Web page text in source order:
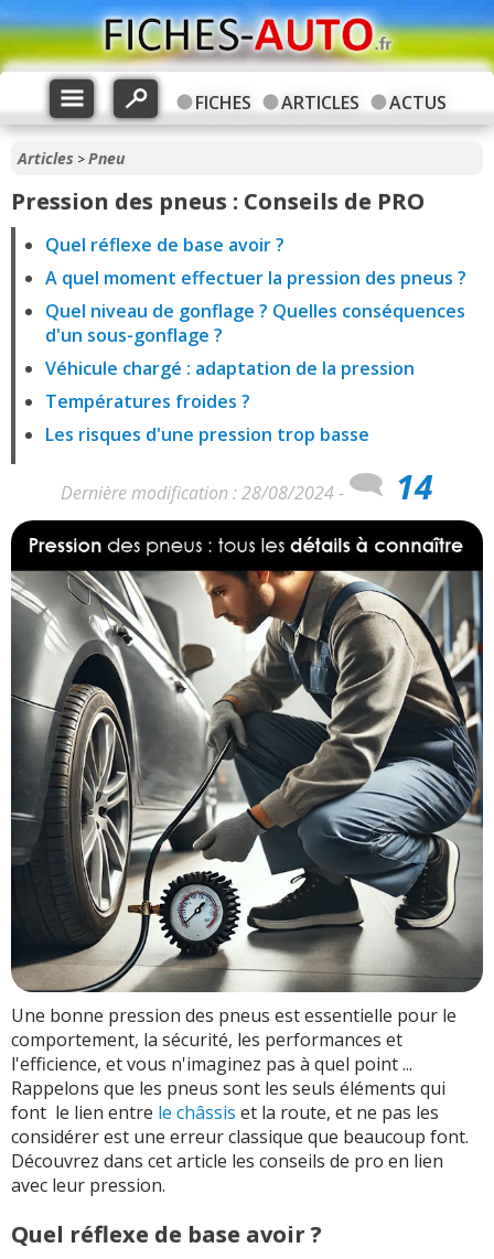
FICHES ARTICLES ACTUS
Articles >Pneu
Pression des pneus : Conseils de PRO
Quel réflexe de base avoir ?
A quel moment effectuer la pression des pneus ?
Quel niveau de gonflage ? Quelles conséquences
d'un sous-gonflage ?
Véhicule chargé : adaptation de la pression
Températures froides ?
Les risques d'une pression trop basse
Dernière modification : 28/08/2024 - 14
Une bonne pression des pneus est essentielle pour le
comportement, la sécurité, les performances et
l'efficience, et vous n'imaginez pas à quel point ...
Rappelons que les pneus sont les seuls éléments qui
font le lien entre le châssis et la route, et ne pas les
considérer est une erreur classique que beaucoup font.
Découvrez dans cet article les conseils de pro en lien
avec leur pression.
Quel réflexe de base avoir ?